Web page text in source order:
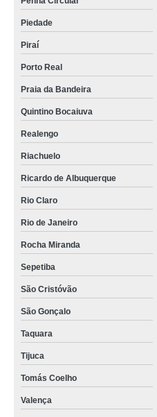
Piedade
Piraí
Porto Real
Praia da Bandeira
Quintino Bocaiuva
Realengo
Riachuelo
Ricardo de Albuquerque
Rio Claro
Rio de Janeiro
Rocha Miranda
Sepetiba
São Cristóvão
São Gonçalo
Taquara
Tijuca
Tomás Coelho
Valença